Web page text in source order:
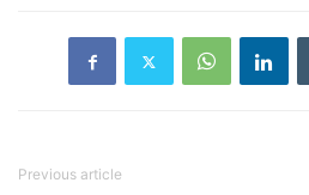
Previous article